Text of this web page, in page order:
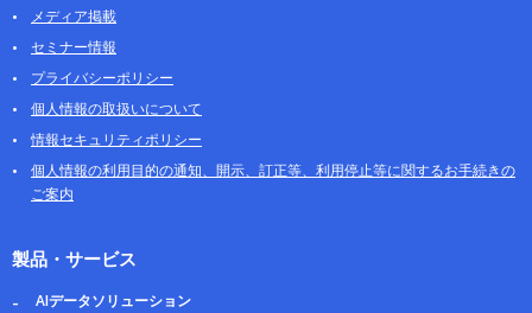
メディア掲載
セミナー情報
プライバシーポリシー
個人情報の取扱いについて
情報セキュリティポリシー
個人情報の利用目的の通知、開示、訂正等、利用停止等に関するお手続きの
ご案内
製品・サービス
AIデータソリューション